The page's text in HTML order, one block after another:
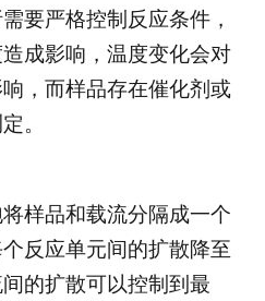
要严格控制反应条件，
成影响，温度变化会对
，而样品存在催化剂或
。
样品和载流分隔成一个
反应单元间的扩散降至
的扩散可以控制到最